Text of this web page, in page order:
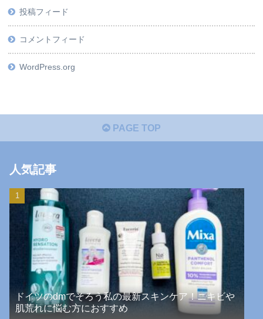
投稿フィード
コメントフィード
WordPress.org
PAGE TOP
人気記事
ドイツのdmでそろう私の最新スキンケア！ニキビや
肌荒れに悩む方におすすめ